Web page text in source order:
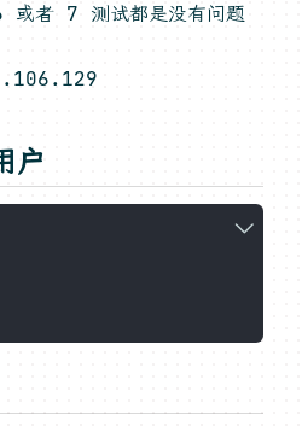
或者 7 测试都是没有问题
户